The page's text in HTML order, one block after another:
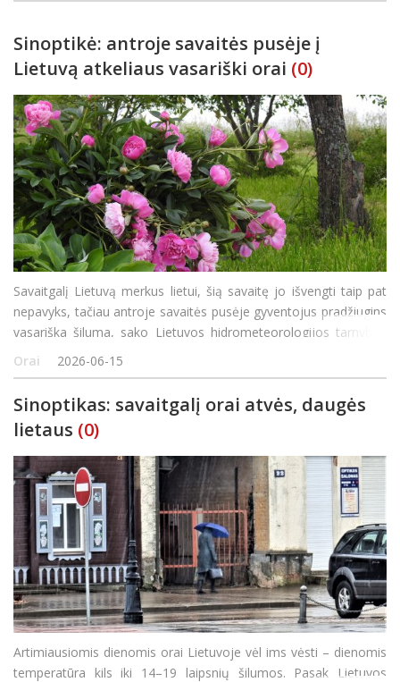
Sinoptikė: antroje savaitės pusėje į
Lietuvą atkeliaus vasariški orai (0)
Savaitgalį Lietuvą merkus lietui, šią savaitę jo išvengti taip pat
nepavyks, tačiau antroje savaitės pusėje gyventojus pradžiugins
vasariška šiluma, sako Lietuvos hidrometeorologijos tarnybos
(LHMT) sinoptikė Teresė Kaunienė. Jos teigimu, artimiausią naktį
šalyje
Orai 2026-06-15
Sinoptikas: savaitgalį orai atvės, daugės
lietaus (0)
Artimiausiomis dienomis orai Lietuvoje vėl ims vėsti – dienomis
temperatūra kils iki 14–19 laipsnių šilumos. Pasak Lietuvos